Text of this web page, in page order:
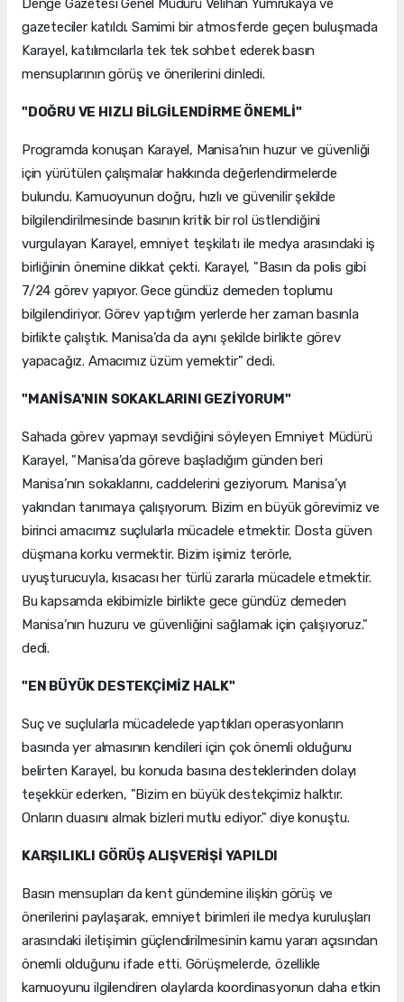
Denge Gazetesi Genel Müdürü Velihan Yumrukaya ve
gazeteciler katıldı. Samimi bir atmosferde geçen buluşmada
Karayel, katılımcılarla tek tek sohbet ederek basın
mensuplarının görüş ve önerilerini dinledi.
"DOĞRU VE HIZLI BİLGİLENDİRME ÖNEMLİ"
Programda konuşan Karayel, Manisa’nın huzur ve güvenliği
için yürütülen çalışmalar hakkında değerlendirmelerde
bulundu. Kamuoyunun doğru, hızlı ve güvenilir şekilde
bilgilendirilmesinde basının kritik bir rol üstlendiğini
vurgulayan Karayel, emniyet teşkilatı ile medya arasındaki iş
birliğinin önemine dikkat çekti. Karayel, "Basın da polis gibi
7/24 görev yapıyor. Gece gündüz demeden toplumu
bilgilendiriyor. Görev yaptığım yerlerde her zaman basınla
birlikte çalıştık. Manisa’da da aynı şekilde birlikte görev
yapacağız. Amacımız üzüm yemektir" dedi.
"MANİSA'NIN SOKAKLARINI GEZİYORUM"
Sahada görev yapmayı sevdiğini söyleyen Emniyet Müdürü
Karayel, "Manisa’da göreve başladığım günden beri
Manisa’nın sokaklarını, caddelerini geziyorum. Manisa’yı
yakından tanımaya çalışıyorum. Bizim en büyük görevimiz ve
birinci amacımız suçlularla mücadele etmektir. Dosta güven
düşmana korku vermektir. Bizim işimiz terörle,
uyuşturucuyla, kısacası her türlü zararla mücadele etmektir.
Bu kapsamda ekibimizle birlikte gece gündüz demeden
Manisa’nın huzuru ve güvenliğini sağlamak için çalışıyoruz."
dedi.
"EN BÜYÜK DESTEKÇİMİZ HALK"
Suç ve suçlularla mücadelede yaptıkları operasyonların
basında yer almasının kendileri için çok önemli olduğunu
belirten Karayel, bu konuda basına desteklerinden dolayı
teşekkür ederken, "Bizim en büyük destekçimiz halktır.
Onların duasını almak bizleri mutlu ediyor." diye konuştu.
KARŞILIKLI GÖRÜŞ ALIŞVERİŞİ YAPILDI
Basın mensupları da kent gündemine ilişkin görüş ve
önerilerini paylaşarak, emniyet birimleri ile medya kuruluşları
arasındaki iletişimin güçlendirilmesinin kamu yararı açısından
önemli olduğunu ifade etti. Görüşmelerde, özellikle
kamuoyunu ilgilendiren olaylarda koordinasyonun daha etkin